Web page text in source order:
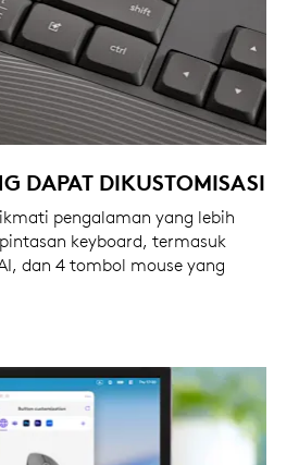
DAPAT DIKUSTOMISASI
pengalaman yang lebih
keyboard, termasuk
dan 4 tombol mouse yang
perangkat